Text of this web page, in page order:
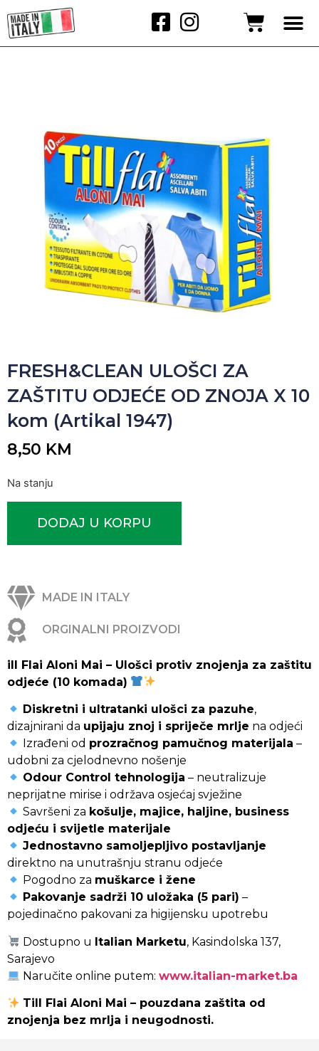
FRESH&CLEAN ULOŠCI ZA
ZAŠTITU ODJEĆE OD ZNOJA X 10
kom (Artikal 1947)
8,50 KM
Na stanju
DODAJ U KORPU
MADE IN ITALY
ORGINALNI PROIZVODI
ill Flai Aloni Mai – Ulošci protiv znojenja za zaštitu
odjeće (10 komada)
Diskretni i ultratanki ulošci za pazuhe,
dizajnirani da upijaju znoj i spriječe mrlje na odjeći
Izrađeni od prozračnog pamučnog materijala –
udobni za cjelodnevno nošenje
Odour Control tehnologija – neutralizuje
neprijatne mirise i održava osjećaj svježine
Savršeni za košulje, majice, haljine, business
odjeću i svijetle materijale
Jednostavno samoljepljivo postavljanje
direktno na unutrašnju stranu odjeće
Pogodno za muškarce i žene
Pakovanje sadrži 10 uložaka (5 pari) –
pojedinačno pakovani za higijensku upotrebu
Dostupno u Italian Marketu, Kasindolska 137,
Sarajevo
Naručite online putem:www.italian-market.ba
Till Flai Aloni Mai – pouzdana zaštita od
znojenja bez mrlja i neugodnosti.